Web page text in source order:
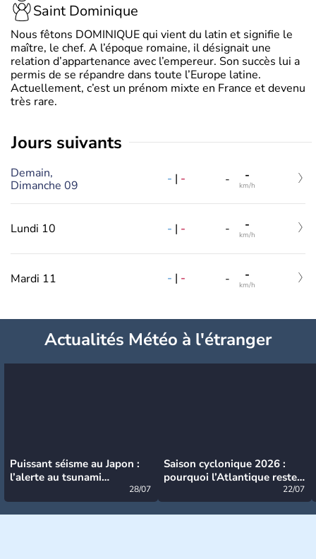
Saint Dominique
Nous fêtons DOMINIQUE qui vient du latin et signifie le
maître, le chef. A l’époque romaine, il désignait une
relation d’appartenance avec l’empereur. Son succès lui a
permis de se répandre dans toute l’Europe latine.
Actuellement, c’est un prénom mixte en France et devenu
très rare.
jours suivants
Demain,
Dimanche 09
- | - - -
km/h
Lundi 10 - | - - -
km/h
Mardi 11 - | - - -
km/h
Actualités Météo à l'étranger
Puissant séisme au Japon :
l’alerte au tsunami
28/07
Saison cyclonique 2026 :
pourquoi l’Atlantique reste
22/07